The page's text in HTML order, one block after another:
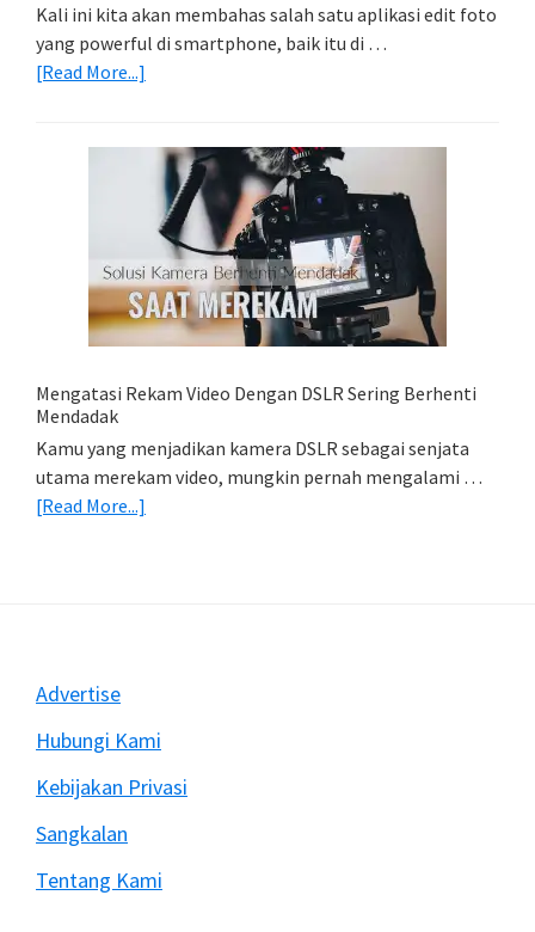
Kali ini kita akan membahas salah satu aplikasi edit foto
yang powerful di smartphone, baik itu di …
[Read More...]
Mobile:
Cara
Simpan
Foto
Di
HP
(Export
Import
Mengatasi Rekam Video Dengan DSLR Sering Berhenti
Mendadak
Kamu yang menjadikan kamera DSLR sebagai senjata
utama merekam video, mungkin pernah mengalami …
[Read More...]
Mendadak
Footer
Advertise
Hubungi Kami
Kebijakan Privasi
Sangkalan
Tentang Kami